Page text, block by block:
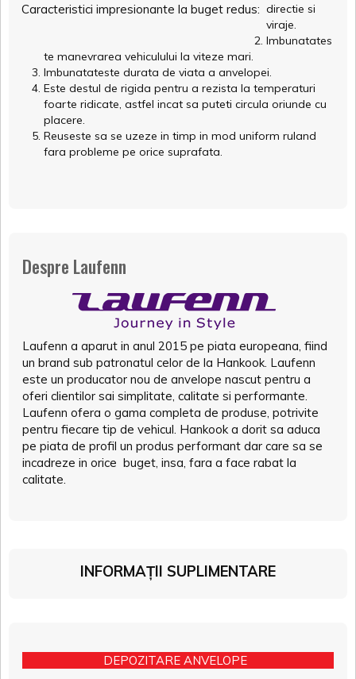
Caracteristici impresionante la buget redus: directie si
viraje.
Imbunatates
te manevrarea vehiculului la viteze mari.
Imbunatateste durata de viata a anvelopei.
Este destul de rigida pentru a rezista la temperaturi
foarte ridicate, astfel incat sa puteti circula oriunde cu
placere.
Reuseste sa se uzeze in timp in mod uniform ruland
fara probleme pe orice suprafata.
Despre Laufenn
Laufenn a aparut in anul 2015 pe piata europeana, fiind
un brand sub patronatul celor de la Hankook. Laufenn
este un producator nou de anvelope nascut pentru a
oferi clientilor sai simplitate, calitate si performante.
Laufenn ofera o gama completa de produse, potrivite
pentru fiecare tip de vehicul. Hankook a dorit sa aduca
pe piata de profil un produs performant dar care sa se
incadreze in orice buget, insa, fara a face rabat la
calitate.
INFORMAȚII SUPLIMENTARE
DEPOZITARE ANVELOPE